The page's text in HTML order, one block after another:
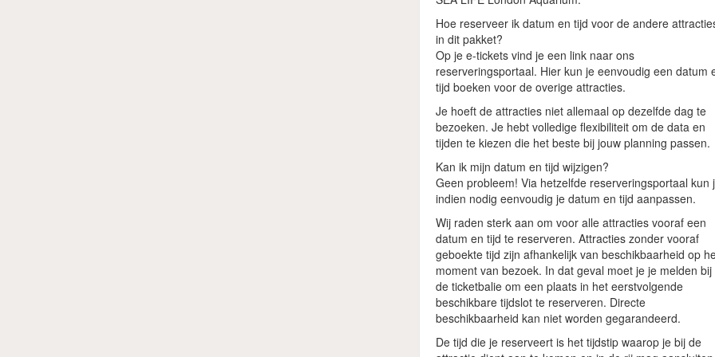
Hoe reserveer ik datum en tijd voor de andere
in dit pakket?
Op je e-tickets vind je een link naar ons
reserveringsportaal. Hier kun je eenvoudig een datum
tijd boeken voor de overige attracties.
Je hoeft de attracties niet allemaal op dezelfde dag te
bezoeken. Je hebt volledige flexibiliteit om de data en
tijden te kiezen die het beste bij jouw planning passen.
Kan ik mijn datum en tijd wijzigen?
Geen probleem! Via hetzelfde reserveringsportaal kun
indien nodig eenvoudig je datum en tijd aanpassen.
Wij raden sterk aan om voor alle attracties vooraf een
datum en tijd te reserveren. Attracties zonder vooraf
geboekte tijd zijn afhankelijk van beschikbaarheid op
moment van bezoek. In dat geval moet je je melden bij
de ticketbalie om een plaats in het eerstvolgende
beschikbare tijdslot te reserveren. Directe
beschikbaarheid kan niet worden gegarandeerd.
De tijd die je reserveert is het tijdstip waarop je bij de